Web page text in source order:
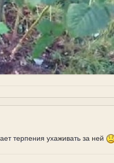
терпения ухаживать за ней